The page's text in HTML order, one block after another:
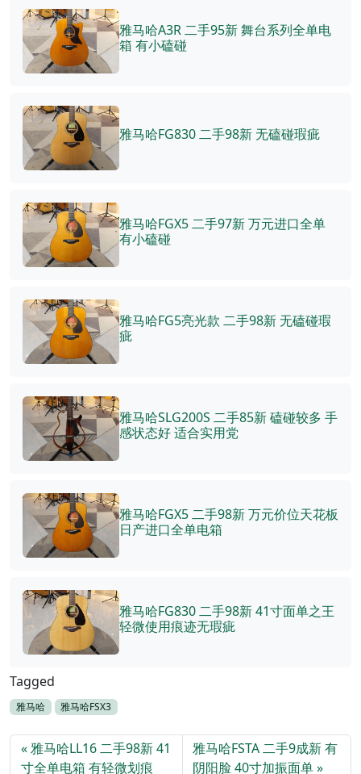
雅马哈A3R 二手95新 舞台系列全单电
箱 有小磕碰
雅马哈FG830 二手98新 无磕碰瑕疵
雅马哈FGX5 二手97新 万元进口全单
有小磕碰
雅马哈FG5亮光款 二手98新 无磕碰瑕
疵
雅马哈SLG200S 二手85新 磕碰较多 手
感状态好 适合实用党
雅马哈FGX5 二手98新 万元价位天花板
日产进口全单电箱
雅马哈FG830 二手98新 41寸面单之王
轻微使用痕迹无瑕疵
Tagged
雅马哈 雅马哈FSX3
雅马哈LL16 二手98新 41
寸全单电箱 有轻微划痕
雅马哈FSTA 二手9成新 有
阴阳脸 40寸加振面单